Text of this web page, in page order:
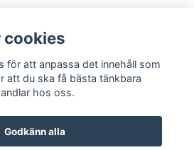
cookies
för att anpassa det innehåll som
att du ska få bästa tänkbara
hos oss.
Godkänn alla